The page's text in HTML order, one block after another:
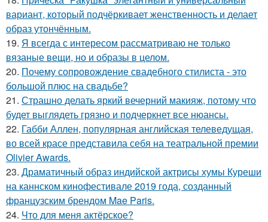
вариант, который подчёркивает женственность и делает
образ утончённым.
19. Я всегда с интересом рассматриваю не только
вязаные вещи, но и образы в целом.
20. Почему сопровождение свадебного стилиста - это
большой плюс на свадьбе?
21. Страшно делать яркий вечерний макияж, потому что
будет выглядеть грязно и подчеркнет все нюансы.
22. Габби Аллен, популярная английская телеведущая,
во всей красе представила себя на театральной премии
Olivier Awards.
23. Драматичный образ индийской актрисы хумы Куреши
на каннском кинофестивале 2019 года, созданный
французским брендом Mae Paris.
24. Что для меня актёрское?